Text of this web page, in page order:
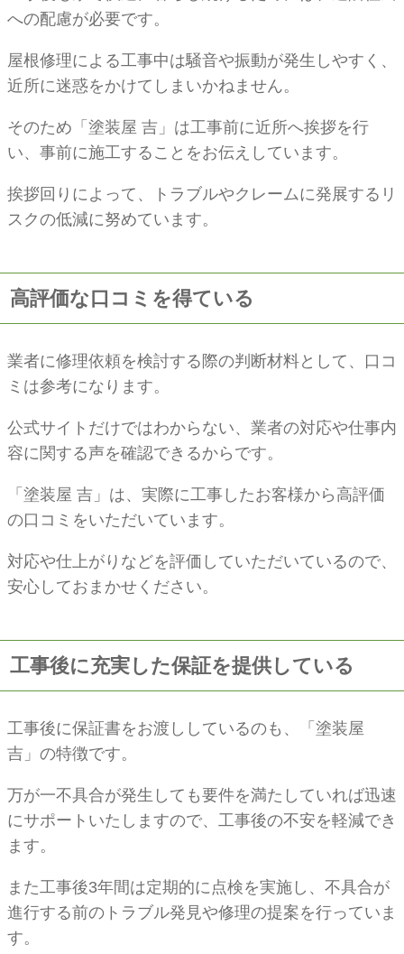
への配慮が必要です。
屋根修理による工事中は騒音や振動が発生しやすく、
近所に迷惑をかけてしまいかねません。
そのため「塗装屋 吉」は工事前に近所へ挨拶を行
い、事前に施工することをお伝えしています。
挨拶回りによって、トラブルやクレームに発展するリ
スクの低減に努めています。
高評価な口コミを得ている
業者に修理依頼を検討する際の判断材料として、口コ
ミは参考になります。
公式サイトだけではわからない、業者の対応や仕事内
容に関する声を確認できるからです。
「塗装屋 吉」は、実際に工事したお客様から高評価
の口コミをいただいています。
対応や仕上がりなどを評価していただいているので、
安心しておまかせください。
工事後に充実した保証を提供している
工事後に保証書をお渡ししているのも、「塗装屋
吉」の特徴です。
万が一不具合が発生しても要件を満たしていれば迅速
にサポートいたしますので、工事後の不安を軽減でき
ます。
また工事後3年間は定期的に点検を実施し、不具合が
進行する前のトラブル発見や修理の提案を行っていま
す。